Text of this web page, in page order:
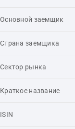
Основной заемщик
Страна заемщика
Сектор рынка
Краткое название
ISIN